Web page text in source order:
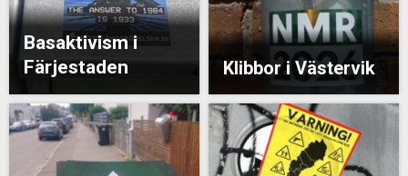
Basaktivism i
Färjestaden
Klibbor i Västervik